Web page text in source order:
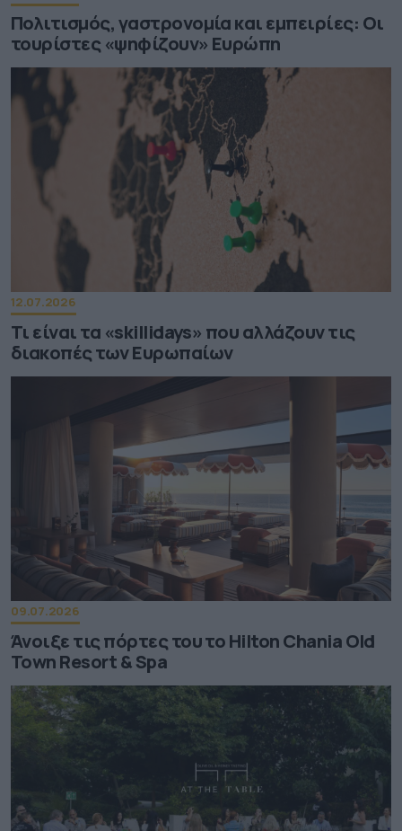
Πολιτισμός, γαστρονομία και εμπειρίες: Οι
τουρίστες «ψηφίζουν» Ευρώπη
12.07.2026
Τι είναι τα «skillidays» που αλλάζουν τις
διακοπές των Ευρωπαίων
09.07.2026
Άνοιξε τις πόρτες του το Hilton Chania Old
Town Resort & Spa